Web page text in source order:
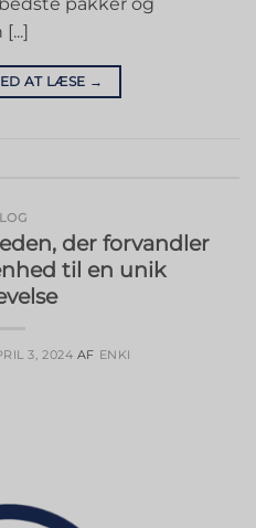
AT LÆSE →
der forvandler
til en unik
3, 2024 AF ENKI